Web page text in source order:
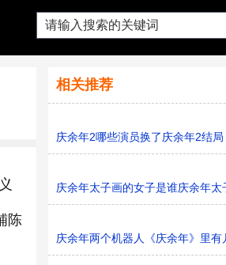
陈
相关推荐
庆余年2哪些演员换了庆余年2结局
庆余年太子画的女子是谁庆余年太
庆余年两个机器人《庆余年》里有